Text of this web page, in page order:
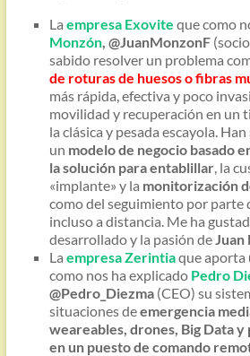
La empresa Exovite que como
Monzón, @JuanMonzonF
sabido resolver un problema
de roturas de huesos o fibras
más rápida, efectiva y poco
movilidad y recuperación en un
la clásica y pesada escayola.
un modelo de negocio basado
la solución para entablillar, la
«implante» y la monitorización
como del seguimiento por parte
incluso a distancia. Me ha
desarrollado y la pasión deJuan
La empresa Zerintiaque aporta
como nos ha explicado Pedro
@Pedro_Diezma(CEO) su
situaciones deemergencia
weareables, drones, Big Data
en un puesto de comando